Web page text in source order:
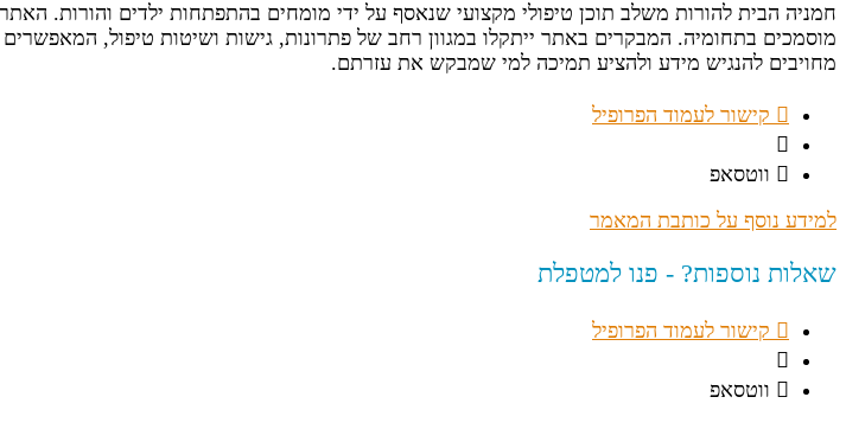
חמניה הבית להורות משלב תוכן טיפולי מקצועי שנאסף על ידי מומחים בהתפתחות ילדים והורות.
מוסמכים בתחומיה. המבקרים באתר ייתקלו במגוון רחב של פתרונות, גישות ושיטות טיפול,
מחויבים להנגיש מידע ולהציע תמיכה למי שמבקש את עזרתם.
קישור לעמוד הפרופיל
ווטסאפ
למידע נוסף על כותבת המאמר
שאלות נוספות? - פנו למטפלת
קישור לעמוד הפרופיל
ווטסאפ